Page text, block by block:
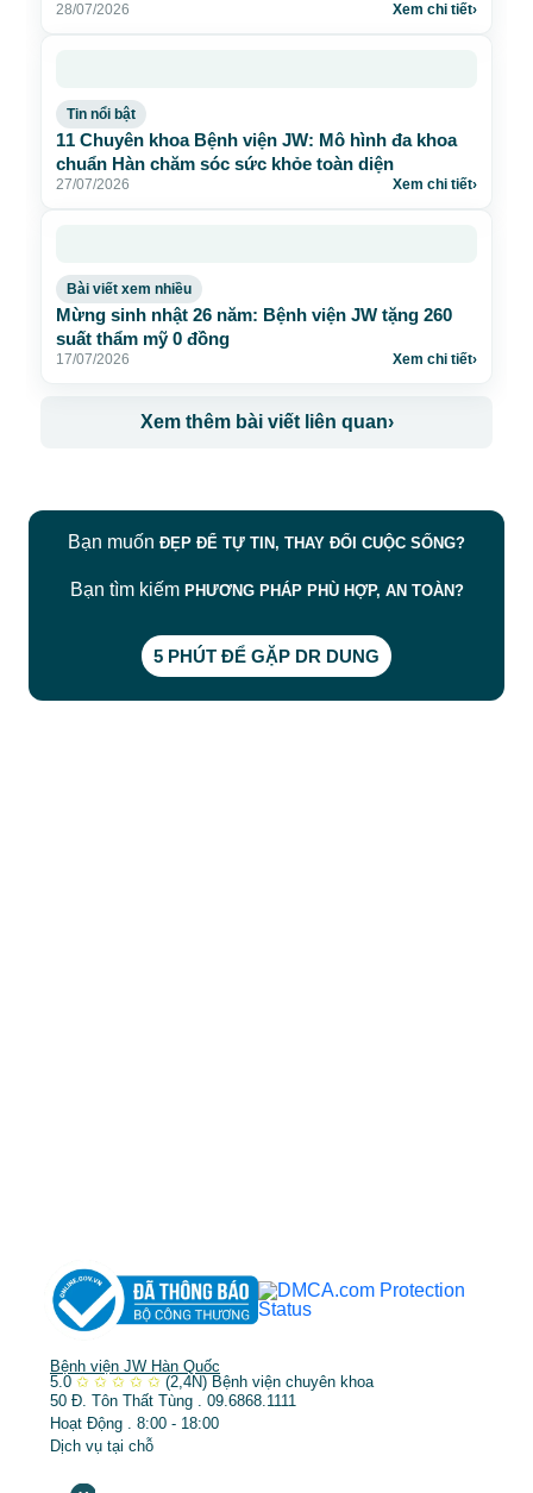
28/07/2026 Xem chi tiết›
Tin nổi bật
11 Chuyên khoa Bệnh viện JW: Mô hình đa khoa
chuẩn Hàn chăm sóc sức khỏe toàn diện
27/07/2026 Xem chi tiết›
Bài viết xem nhiều
Mừng sinh nhật 26 năm: Bệnh viện JW tặng 260
suất thẩm mỹ 0 đồng
17/07/2026 Xem chi tiết›
Xem thêm bài viết liên quan›
Bạn muốn ĐẸP ĐỂ TỰ TIN, THAY ĐỔI CUỘC SỐNG?
Bạn tìm kiếm PHƯƠNG PHÁP PHÙ HỢP, AN TOÀN?
5 PHÚT ĐỂ GẶP DR DUNG
Bệnh viện JW Hàn Quốc
5.0 ✩ ✩ ✩ ✩ ✩ (2,4N) Bệnh viện chuyên khoa
50 Đ. Tôn Thất Tùng . 09.6868.1111
Hoạt Động . 8:00 - 18:00
Dịch vụ tại chỗ